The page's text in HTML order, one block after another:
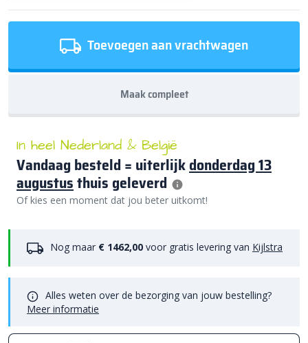
Toevoegen aan vrachtwagen
Maak compleet
In heel Nederland & België
Vandaag besteld = uiterlijkdonderdag 13
augustusthuis geleverd
Of kies een moment dat jou beter uitkomt!
Nog maar € 1462,00 voor gratis levering van Kijlstra
Alles weten over de bezorging van jouw bestelling?
Meer informatie